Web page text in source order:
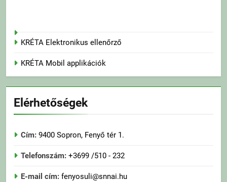
KRÉTA Elektronikus ellenőrző
KRÉTA Mobil applikációk
Elérhetőségek
Cím: 9400 Sopron, Fenyő tér 1.
Telefonszám: +3699 /510 - 232
E-mail cím: fenyosuli@snnai.hu